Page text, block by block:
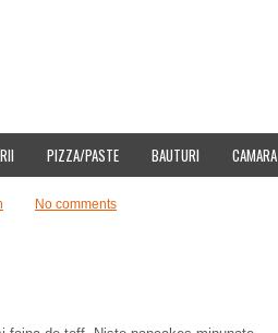
PIZZA/PASTE BAUTURI CAMARA
No comments